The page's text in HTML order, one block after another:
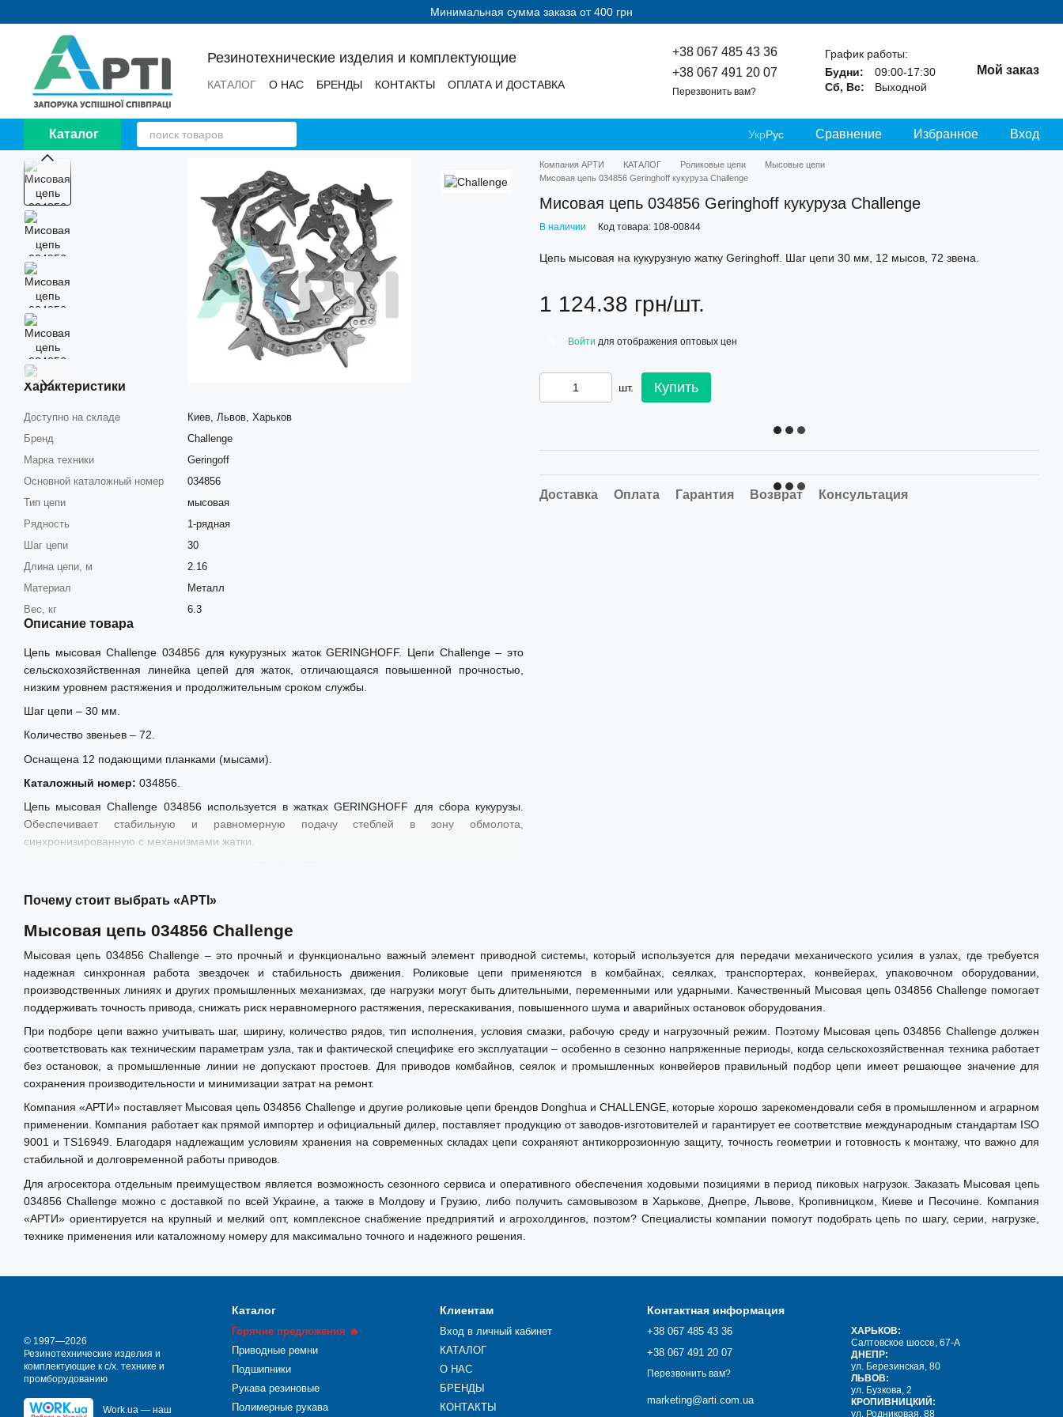
Минимальная сумма заказа от 400 грн
Резинотехнические изделия и комплектующие
КАТАЛОГ О НАС БРЕНДЫ КОНТАКТЫ
ОПЛАТА И ДОСТАВКА
+38 067 485 43 36
+38 067 491 20 07
Перезвонить вам?
График работы:
Будни:
09:00-17:30
Сб, Вс:
Выходной
Мой заказ
Каталог УкрРус Сравнение Избранное Вход
Характеристики
Доступно на складе
Киев, Львов, Харьков
Бренд
Challenge
Марка техники
Geringoff
Основной каталожный номер
034856
Тип цепи
мысовая
Рядность
1-рядная
Шаг цепи
30
Длина цепи, м
2.16
Материал
Металл
Вес, кг
6.3
Описание товара
Цепь мысовая Challenge 034856 для кукурузных жаток GERINGHOFF. Цепи Challenge – это
сельскохозяйственная линейка цепей для жаток, отличающаяся повышенной прочностью,
низким уровнем растяжения и продолжительным сроком службы.
Шаг цепи – 30 мм.
Количество звеньев – 72.
Оснащена 12 подающими планками (мысами).
Каталожный номер: 034856.
Цепь мысовая Challenge 034856 используется в жатках GERINGHOFF для сбора кукурузы.
Обеспечивает стабильную и равномерную подачу стеблей в зону обмолота,
синхронизированную с механизмами жатки.
оригинальными компонентами.
Компания АРТИ КАТАЛОГ Роликовые цепи
Мысовые цепи
Мисовая цепь 034856 Geringhoff кукуруза Challenge
Мисовая цепь 034856 Geringhoff кукуруза Challenge
В наличии Код товара: 108-00844
Цепь мысовая на кукурузную жатку Geringhoff. Шаг цепи 30 мм, 12 мысов, 72 звена.
1 124.38 грн/шт.
Войти для отображения оптовых цен
шт. Купить
Доставка Оплата Гарантия Возврат Консультация
Почему стоит выбрать «АРТІ»
Мысовая цепь 034856 Challenge
Мысовая цепь 034856 Challenge – это прочный и функционально важный элемент приводной системы, который используется для передачи механического усилия в узлах, где требуется
надежная синхронная работа звездочек и стабильность движения. Роликовые цепи применяются в комбайнах, сеялках, транспортерах, конвейерах, упаковочном оборудовании,
производственных линиях и других промышленных механизмах, где нагрузки могут быть длительными, переменными или ударными. Качественный Мысовая цепь 034856 Challenge помогает
поддерживать точность привода, снижать риск неравномерного растяжения, перескакивания, повышенного шума и аварийных остановок оборудования.
При подборе цепи важно учитывать шаг, ширину, количество рядов, тип исполнения, условия смазки, рабочую среду и нагрузочный режим. Поэтому Мысовая цепь 034856 Challenge должен
соответствовать как техническим параметрам узла, так и фактической специфике его эксплуатации – особенно в сезонно напряженные периоды, когда сельскохозяйственная техника работает
без остановок, а промышленные линии не допускают простоев. Для приводов комбайнов, сеялок и промышленных конвейеров правильный подбор цепи имеет решающее значение для
сохранения производительности и минимизации затрат на ремонт.
Компания «АРТИ» поставляет Мысовая цепь 034856 Challenge и другие роликовые цепи брендов Donghua и CHALLENGE, которые хорошо зарекомендовали себя в промышленном и аграрном
применении. Компания работает как прямой импортер и официальный дилер, поставляет продукцию от заводов-изготовителей и гарантирует ее соответствие международным стандартам ISO
9001 и TS16949. Благодаря надлежащим условиям хранения на современных складах цепи сохраняют антикоррозионную защиту, точность геометрии и готовность к монтажу, что важно для
стабильной и долговременной работы приводов.
Для агросектора отдельным преимуществом является возможность сезонного сервиса и оперативного обеспечения ходовыми позициями в период пиковых нагрузок. Заказать Мысовая цепь
034856 Challenge можно с доставкой по всей Украине, а также в Молдову и Грузию, либо получить самовывозом в Харькове, Днепре, Львове, Кропивницком, Киеве и Песочине. Компания
«АРТИ» ориентируется на крупный и мелкий опт, комплексное снабжение предприятий и агрохолдингов, поэтом? Специалисты компании помогут подобрать цепь по шагу, серии, нагрузке,
технике применения или каталожному номеру для максимально точного и надежного решения.
© 1997—2026
Резинотехнические изделия и
комплектующие к с/х. технике и
промборудованию
Work.ua — наш
Каталог
Горячие предложения 🔥
Приводные ремни
Подшипники
Рукава резиновые
Полимерные рукава
Клиентам
Вход в личный кабинет
КАТАЛОГ
О НАС
БРЕНДЫ
КОНТАКТЫ
Контактная информация
+38 067 485 43 36
+38 067 491 20 07
Перезвонить вам?
marketing@arti.com.ua
ХАРЬКОВ:
Салтовское шоссе, 67-А
ДНЕПР:
ул. Березинская, 80
ЛЬВОВ:
ул. Бузкова, 2
КРОПИВНИЦКИЙ:
ул. Родниковая, 88